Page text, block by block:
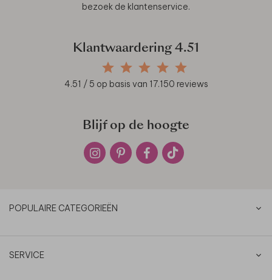
bezoek de klantenservice.
Klantwaardering 4.51
4.51 / 5 op basis van 17.150 reviews
Blijf op de hoogte
POPULAIRE CATEGORIEËN
SERVICE